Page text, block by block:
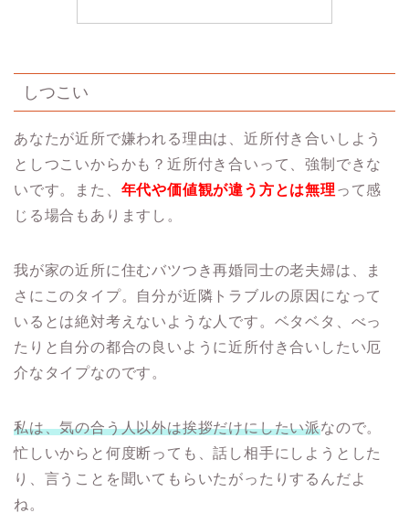
しつこい
あなたが近所で嫌われる理由は、近所付き合いしよう
としつこいからかも？近所付き合いって、強制できな
いです。また、 年代や価値観が違う方とは無理 って感
じる場合もありますし。
我が家の近所に住むバツつき再婚同士の老夫婦は、ま
さにこのタイプ。自分が近隣トラブルの原因になって
いるとは絶対考えないような人です。ベタベタ、べっ
たりと自分の都合の良いように近所付き合いしたい厄
介なタイプなのです。
私は、気の合う人以外は挨拶だけにしたい派なので。
忙しいからと何度断っても、話し相手にしようとした
り、言うことを聞いてもらいたがったりするんだよ
ね。